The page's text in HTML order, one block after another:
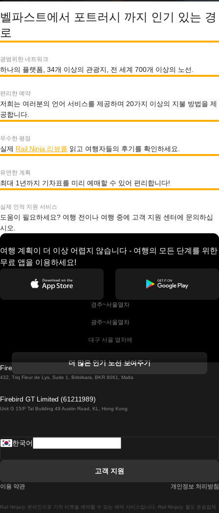
벨파스트에서 포트러시 까지 인기 있는 경
로
광범위한 네트워크
하나의 플랫폼, 34개 이상의 관광지, 전 세계 700개 이상의 노선.
편리한 예약
저희는 여러분의 언어 서비스를 제공하며 20가지 이상의 지불 방법을 제
공합니다.
우수한 평점
실제 Rail Ninja 리뷰를 읽고 여행자들의 후기를 확인하세요.
유연한 계획
최대 1년까지 기차표를 미리 예매할 수 있어 편리합니다!
실제 인적 지원 서비스
도움이 필요하세요? 여행 전이나 여행 중에 고객 지원 센터에 문의하십
시오.
여행 계획이 더 이상 어렵지 않습니다 - 여행의 모든 단계를 위한
무료 앱을 이용하세요!
경주~서울열차
광주~서울열차
대구 서울 열차에
더블린에서 골웨이 열차
로마에서 나폴리 열차
더 많은 인기 노선 보여주기
Firebird GT Limited (OC 1451)
432, Triq Fleur de Lys, Suite 1, Birkirkara, BKR 9061, Malta
Firebird GT Limited (61211989)
Unit G 15/F Tal Building 49 Austin Road, KL, Hong Kong
Rail Ninja는 온라인으로 기차 티켓을 예약할 수 있는 예약 서비스입니다. Rail Ninja는 철도 운송업체
한국어
고객 지원
이용 약관 개인정보 처리방침